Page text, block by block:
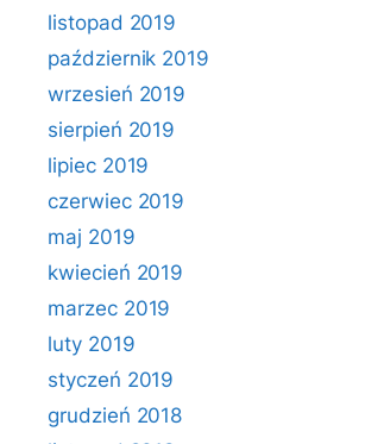
listopad 2019
październik 2019
wrzesień 2019
sierpień 2019
lipiec 2019
czerwiec 2019
maj 2019
kwiecień 2019
marzec 2019
luty 2019
styczeń 2019
grudzień 2018